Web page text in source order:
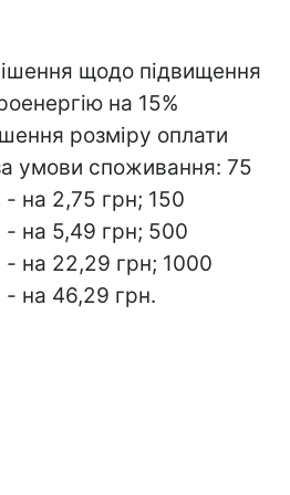
щодо підвищення
на 15%
розміру оплати
умови споживання: 75
- на 2,75 грн; 150
- на 5,49 грн; 500
- на 22,29 грн; 1000
- на 46,29 грн.